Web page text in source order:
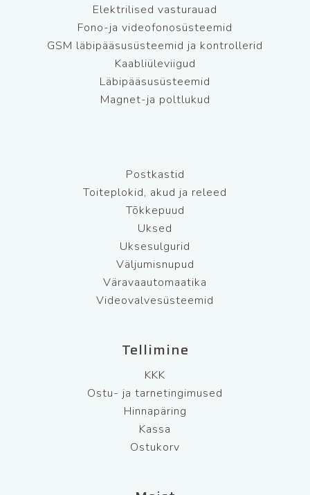
Elektrilised vasturauad
Fono-ja videofonosüsteemid
GSM läbipääsusüsteemid ja kontrollerid
Kaabliüleviigud
Läbipääsusüsteemid
Magnet-ja poltlukud
Postkastid
Toiteplokid, akud ja releed
Tõkkepuud
Uksed
Uksesulgurid
Väljumisnupud
Väravaautomaatika
Videovalvesüsteemid
Tellimine
KKK
Ostu- ja tarnetingimused
Hinnapäring
Kassa
Ostukorv